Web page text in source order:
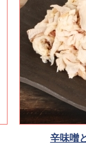
辛味噌